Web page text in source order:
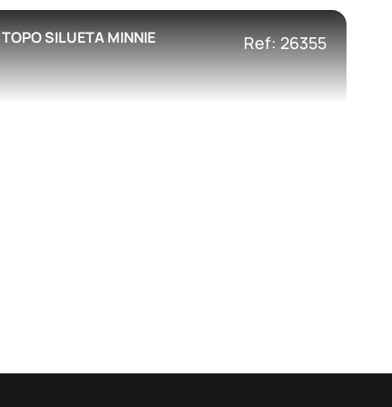
TOPO SILUETA MINNIE Ref: 26355